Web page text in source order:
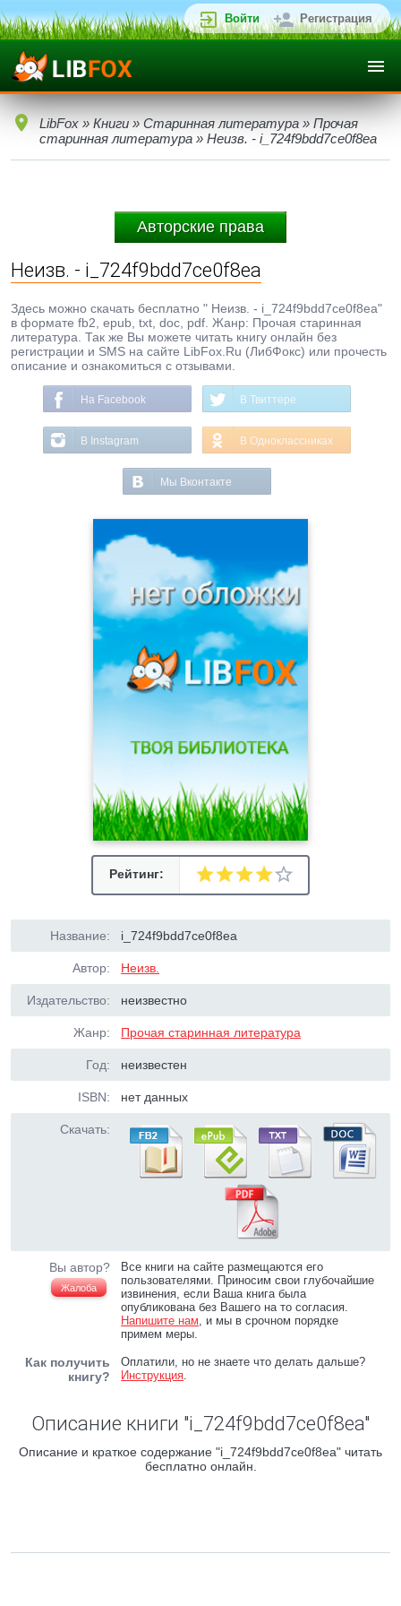
Войти Регистрация
LibFox » Книги » Старинная литература » Прочая
старинная литература » Неизв. - i_724f9bdd7ce0f8ea
Авторские права
Неизв. - i_724f9bdd7ce0f8ea
Здесь можно скачать бесплатно " Неизв. - i_724f9bdd7ce0f8ea"
в формате fb2, epub, txt, doc, pdf. Жанр: Прочая старинная
литература. Так же Вы можете читать книгу онлайн без
регистрации и SMS на сайте LibFox.Ru (ЛибФокс) или прочесть
описание и ознакомиться с отзывами.
На Facebook В Твиттере
В Instagram В Одноклассниках
Мы Вконтакте
Рейтинг:
Название: i_724f9bdd7ce0f8ea
Автор: Неизв.
Издательство: неизвестно
Жанр: Прочая старинная литература
Год: неизвестен
ISBN: нет данных
Скачать:
Вы автор?
Жалоба
Все книги на сайте размещаются его
пользователями. Приносим свои глубочайшие
извинения, если Ваша книга была
опубликована без Вашего на то согласия.
Напишите нам, и мы в срочном порядке
примем меры.
Как получить
книгу?
Оплатили, но не знаете что делать дальше?
Инструкция.
Описание книги "i_724f9bdd7ce0f8ea"
Описание и краткое содержание "i_724f9bdd7ce0f8ea" читать
бесплатно онлайн.